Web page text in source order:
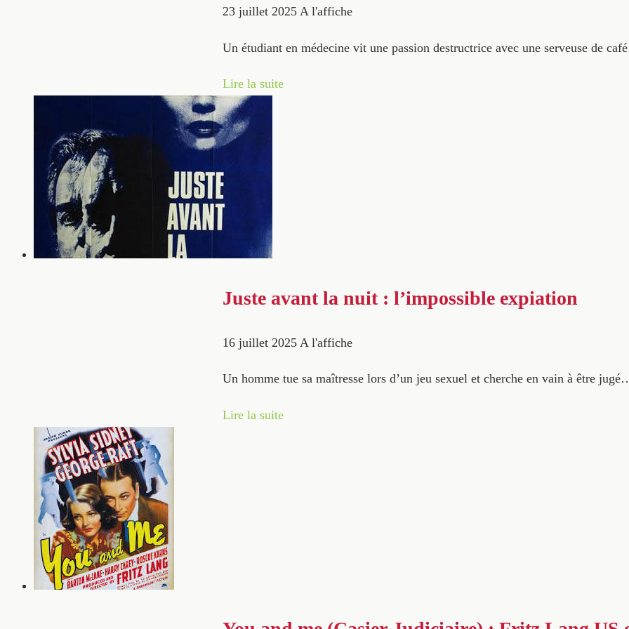
23 juillet 2025 A l'affiche
Un étudiant en médecine vit une passion destructrice avec une serveuse de
Lire la suite
Juste avant la nuit : l’impossible expiation
16 juillet 2025 A l'affiche
Un homme tue sa maîtresse lors d’un jeu sexuel et cherche en vain à être
Lire la suite